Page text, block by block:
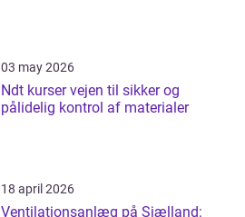
03 may 2026
Ndt kurser vejen til sikker og
pålidelig kontrol af materialer
18 april 2026
Ventilationsanlæg på Sjælland: